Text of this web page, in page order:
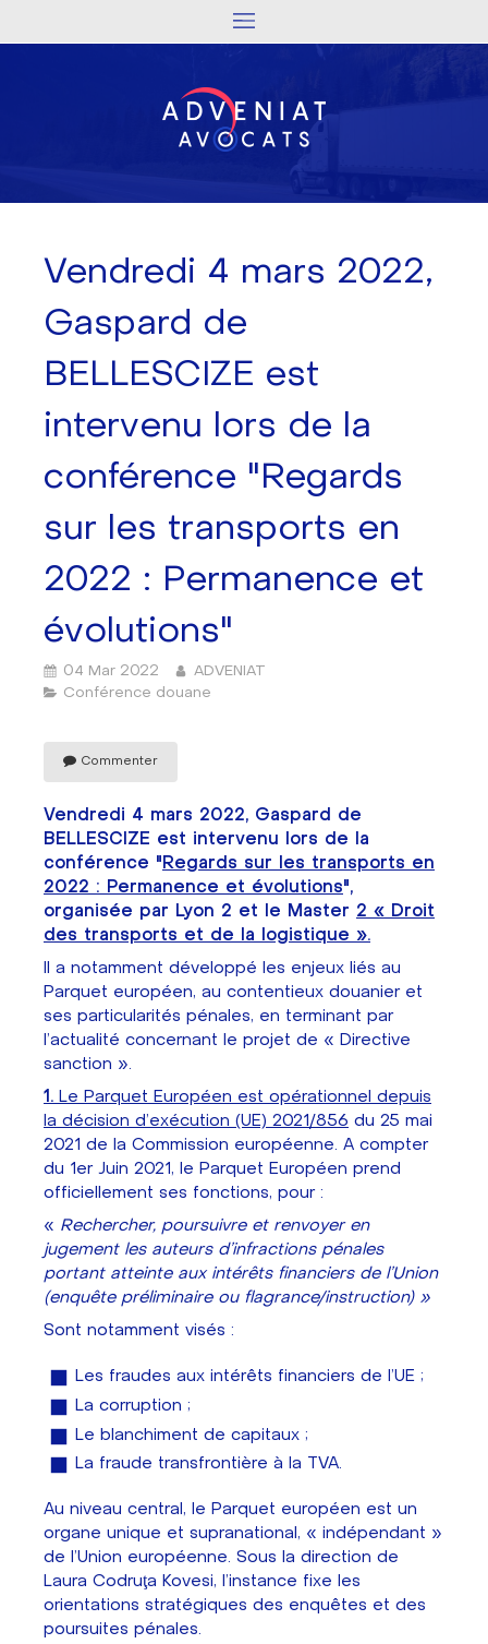
Vendredi 4 mars 2022,
Gaspard de
BELLESCIZE est
intervenu lors de la
conférence "Regards
sur les transports en
2022 : Permanence et
évolutions"
04 Mar 2022
ADVENIAT
Conférence douane
Commenter
Vendredi 4 mars 2022, Gaspard de
BELLESCIZE est intervenu lors de la
conférence " Regards sur les transports en
2022 : Permanence et évolutions",
organisée par Lyon 2 et le Master 2 « Droit
des transports et de la logistique ».
Il a notamment développé les enjeux liés au
Parquet européen, au contentieux douanier et
ses particularités pénales, en terminant par
l’actualité concernant le projet de « Directive
sanction ».
1. Le Parquet Européen est opérationnel depuis
la décision d’exécution (UE) 2021/856 du 25 mai
2021 de la Commission européenne. A compter
du 1er Juin 2021, le Parquet Européen prend
officiellement ses fonctions, pour :
« Rechercher, poursuivre et renvoyer en
jugement les auteurs d'infractions pénales
portant atteinte aux intérêts financiers de l'Union
(enquête préliminaire ou flagrance/instruction) »
Sont notamment visés :
Les fraudes aux intérêts financiers de l’UE ;
La corruption ;
Le blanchiment de capitaux ;
La fraude transfrontière à la TVA.
Au niveau central, le Parquet européen est un
organe unique et supranational, « indépendant »
de l’Union européenne. Sous la direction de
Laura Codruţa Kövesi, l’instance fixe les
orientations stratégiques des enquêtes et des
poursuites pénales.